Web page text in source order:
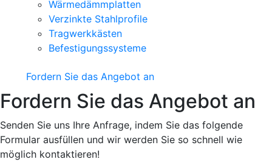
Wärmedämmplatten
Verzinkte Stahlprofile
Tragwerkkästen
Befestigungssysteme
Fordern Sie das Angebot an
Fordern Sie das Angebot an
Senden Sie uns Ihre Anfrage, indem Sie das folgende
Formular ausfüllen und wir werden Sie so schnell wie
möglich kontaktieren!